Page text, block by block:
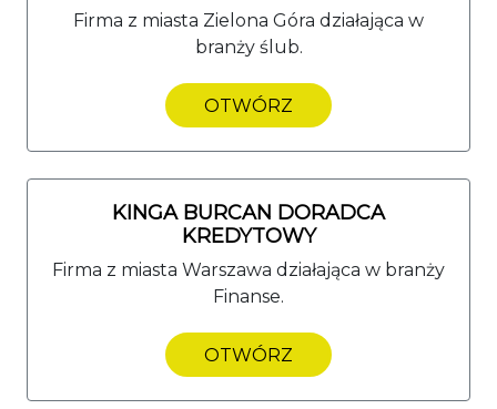
Firma z miasta Zielona Góra działająca w
branży ślub.
OTWÓRZ
KINGA BURCAN DORADCA
KREDYTOWY
Firma z miasta Warszawa działająca w branży
Finanse.
OTWÓRZ